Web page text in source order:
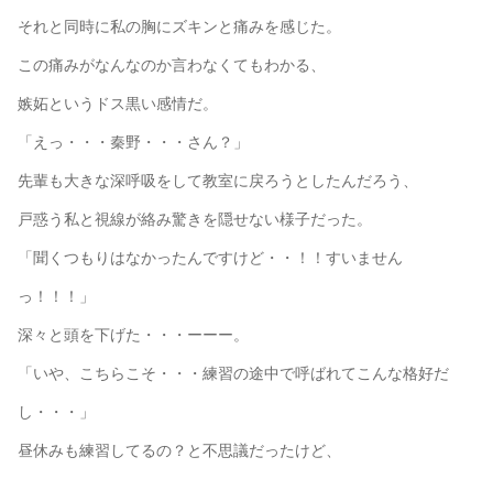
それと同時に私の胸にズキンと痛みを感じた。
この痛みがなんなのか言わなくてもわかる、
嫉妬というドス黒い感情だ。
「えっ・・・秦野・・・さん？」
先輩も大きな深呼吸をして教室に戻ろうとしたんだろう、
戸惑う私と視線が絡み驚きを隠せない様子だった。
「聞くつもりはなかったんですけど・・！！すいません
っ！！！」
深々と頭を下げた・・・ーーー。
「いや、こちらこそ・・・練習の途中で呼ばれてこんな格好だ
し・・・」
昼休みも練習してるの？と不思議だったけど、